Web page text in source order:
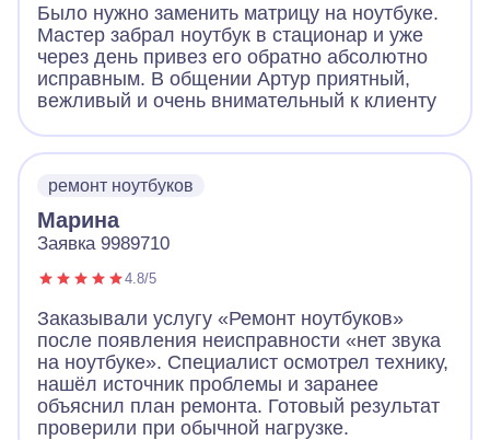
Было нужно заменить матрицу на ноутбуке.
Мастер забрал ноутбук в стационар и уже
через день привез его обратно абсолютно
исправным. В общении Артур приятный,
вежливый и очень внимательный к клиенту
ремонт ноутбуков
Марина
Заявка 9989710
4.8/5
Заказывали услугу «Ремонт ноутбуков»
после появления неисправности «нет звука
на ноутбуке». Специалист осмотрел технику,
нашёл источник проблемы и заранее
объяснил план ремонта. Готовый результат
проверили при обычной нагрузке.